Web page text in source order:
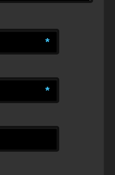
*
*